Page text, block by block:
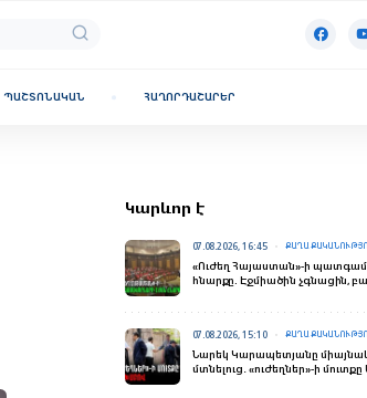
ՊԱՇՏՈՆԱԿԱՆ ՀԱՂՈՐԴԱՇԱՐԵՐ
Կարևոր է
07.08.2026, 16:45
«Ուժեղ Հայաստան»-ի
հնարքը. Էջմիածին չգնացին,
07.08.2026, 15:10
Նարեկ Կարապետյանը միայնակ
մտնելուց․ «ուժեղներ»-ի